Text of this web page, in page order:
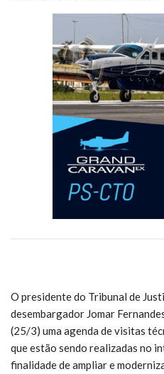
O presidente do Tribunal de
desembargador Jomar
(25/3) uma agenda de visitas
que estão sendo realizadas no
finalidade de ampliar e